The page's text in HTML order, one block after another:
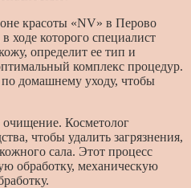
красоты «NV» в Перово
ходе которого специалист
определит ее тип и
комплекс процедур.
домашнему уходу, чтобы
Косметолог
чтобы удалить загрязнения,
сала. Этот процесс
обработку, механическую